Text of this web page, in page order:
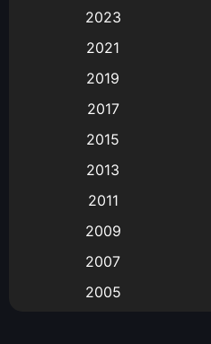
Animation การ์ตูน
Animation อนิเมะ
Animation แอนิเมชัน
(9)
Big tits (นมใหญ่)
Bitch (ผู้หญิงร่าน)
2023
2021
2019
2017
2015
2013
2011
2009
2007
2005